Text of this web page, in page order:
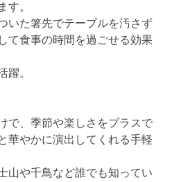
す。
いた箸先でテーブルを汚さず
て食事の時間を過ごせる効果
躍。
で、季節や楽しさをプラスで
華やかに演出してくれる手軽
山や千鳥など誰でも知ってい